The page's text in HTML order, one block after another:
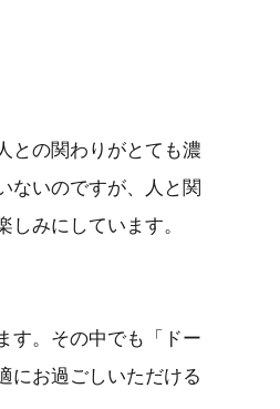
との関わりがとても濃
ないのですが、人と関
みにしています。
す。その中でも「ドー
にお過ごしいただける